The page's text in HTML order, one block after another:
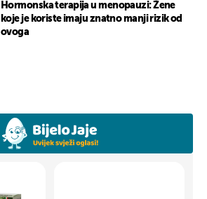
Hormonska terapija u menopauzi: Žene
koje je koriste imaju znatno manji rizik od
ovoga